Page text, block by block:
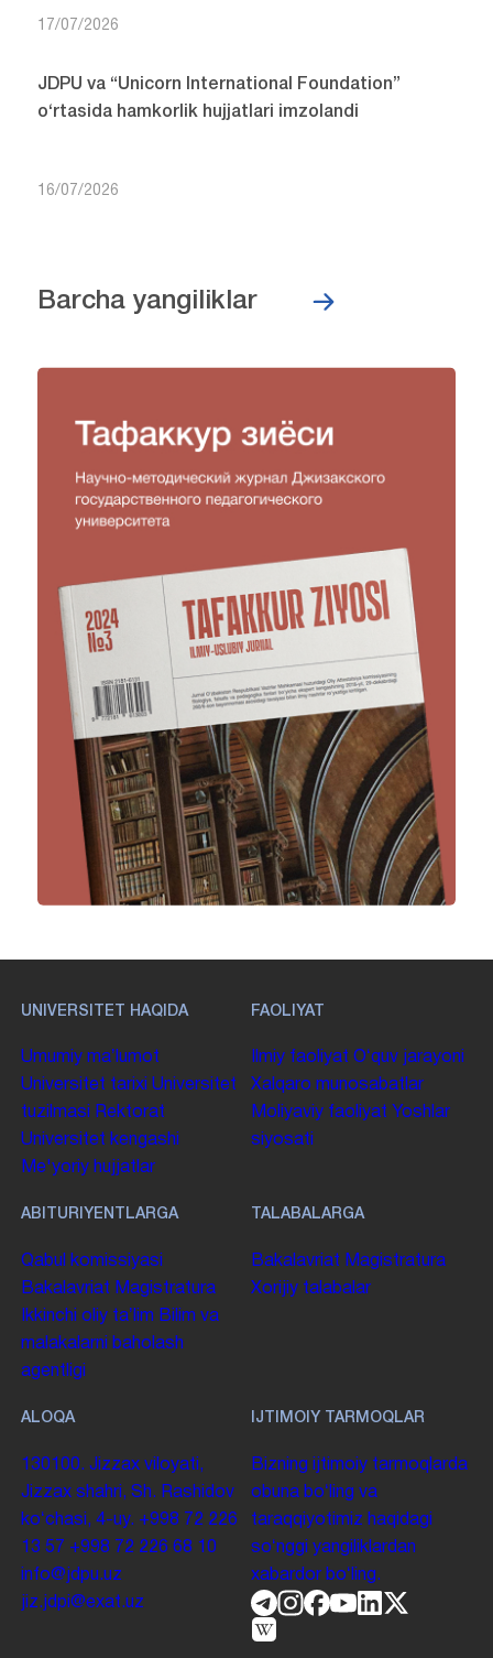
17/07/2026
JDPU va “Unicorn International Foundation”
o‘rtasida hamkorlik hujjatlari imzolandi
16/07/2026
Barcha yangiliklar
UNIVERSITET HAQIDA
Umumiy maʼlumot
Universitet tarixi Universitet
tuzilmasi
Rektorat
Universitet kengashi
Me'yoriy hujjatlar
FAOLIYAT
Ilmiy faoliyat Oʻquv jarayoni
Xalqaro munosabatlar
Moliyaviy faoliyat Yoshlar
siyosati
ABITURIYENTLARGA
Qabul komissiyasi
Bakalavriat Magistratura
Ikkinchi oliy taʼlim Bilim va
malakalarni baholash
agentligi
TALABALARGA
Bakalavriat Magistratura
Xorijiy talabalar
ALOQA
130100. Jizzax viloyati,
Jizzax shahri, Sh. Rashidov
koʻchasi, 4-uy. +998 72 226
13 57 +998 72 226 68 10
info@jdpu.uz
jiz.jdpi@exat.uz
IJTIMOIY TARMOQLAR
Bizning ijtimoiy tarmoqlarda
obuna boʻling va
taraqqiyotimiz haqidagi
soʻnggi yangiliklardan
xabardor boʻling.